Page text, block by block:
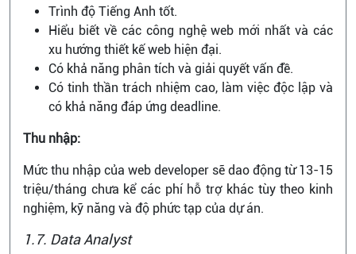
Trình độ Tiếng Anh tốt.
Hiểu biết về các công nghệ web mới nhất và các
xu hướng thiết kế web hiện đại.
Có khả năng phân tích và giải quyết vấn đề.
Có tinh thần trách nhiệm cao, làm việc độc lập và
có khả năng đáp ứng deadline.
Thu nhập:
Mức thu nhập của web developer sẽ dao động từ 13-15
triệu/tháng chưa kể các phí hỗ trợ khác tùy theo kinh
nghiệm, kỹ năng và độ phức tạp của dự án.
1.7. Data Analyst